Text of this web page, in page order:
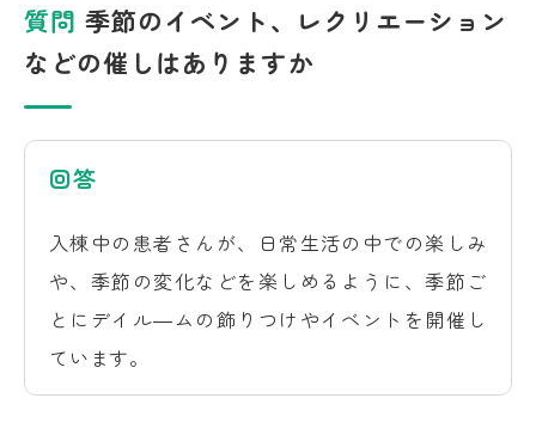
質問 季節のイベント、レクリエーション
などの催しはありますか
回答
入棟中の患者さんが、日常生活の中での楽しみ
や、季節の変化などを楽しめるように、季節ご
とにデイル―ムの飾りつけやイベントを開催し
ています。